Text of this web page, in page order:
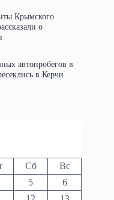
Крымского
о
автопробегов в
в Керчи
Сб
Вс
5
6